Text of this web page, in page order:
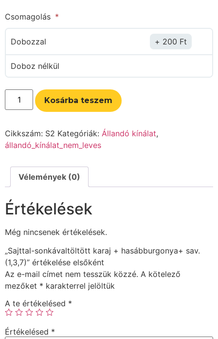
Csomagolás
Dobozzal 200 Ft
Doboz nélkül
Kosárba teszem
Cikkszám: S2 Kategóriák: Állandó kínálat,
állandó_kínálat_nem_leves
Vélemények (0)
Értékelések
Még nincsenek értékelések.
„Sajttal-sonkávaltöltött karaj + hasábburgonya+ sav.
(1,3,7)” értékelése elsőként
Az e-mail címet nem tesszük közzé. A kötelező
mezőket * karakterrel jelöltük
A te értékelésed *
Értékelésed *